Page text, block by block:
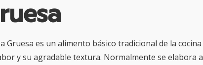
Gruesa es un alimento básico tradicional de la
y su agradable textura. Normalmente se elabora